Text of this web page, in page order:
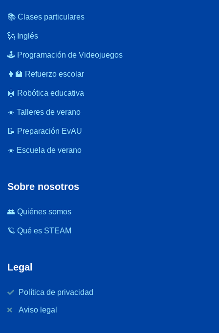
📚 Clases particulares
🗽 Inglés
🕹️ Programación de Videojuegos
👩‍🏫 Refuerzo escolar
🤖 Robótica educativa
☀️ Talleres de verano
📝 Preparación EvAU
☀️ Escuela de verano
Sobre nosotros
👥 Quiénes somos
🪐 Qué es STEAM
Legal
Política de privacidad
Aviso legal